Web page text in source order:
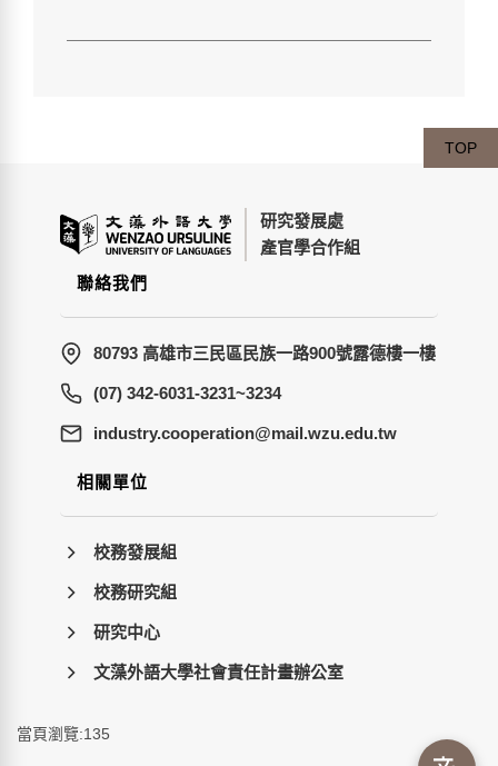
研究發展處
產官學合作組
聯絡我們
80793 高雄市三民區民族一路900號露德樓一樓
(07) 342-6031-3231~3234
wt.ude.uzw.liam@noitarepooc.yrtsudni
相關單位
校務發展組
校務研究組
研究中心
文藻外語大學社會責任計畫辦公室
當頁瀏覽:135
TOP